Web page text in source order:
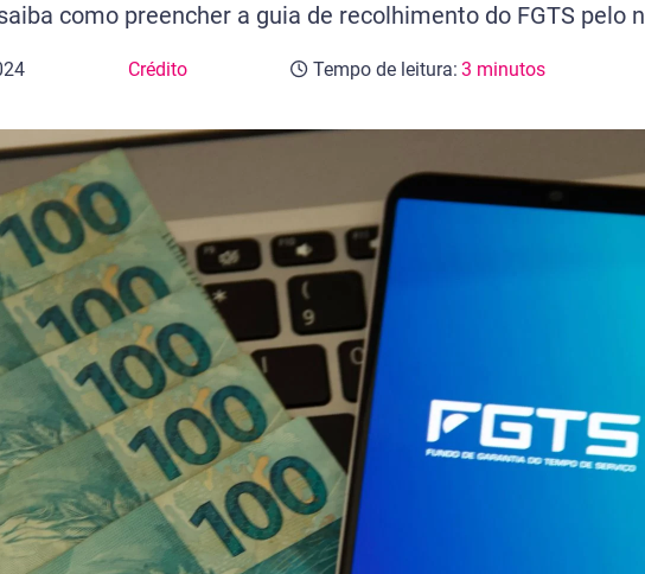
como preencher a guia de recolhimento do FGTS pelo
Crédito Tempo de leitura: 3 minutos